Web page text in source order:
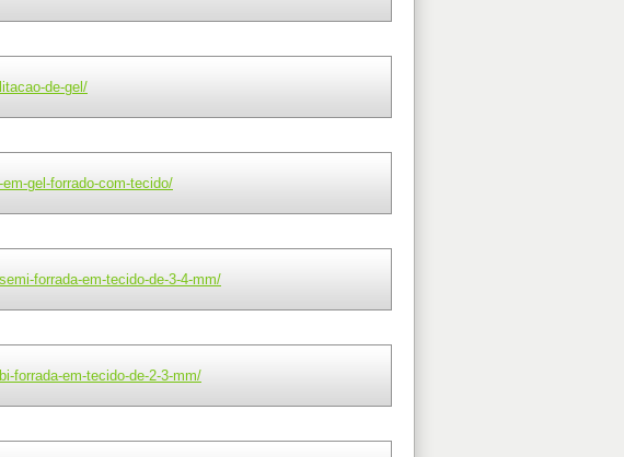
de-gel/
gel-forrado-com-tecido/
forrada-em-tecido-de-3-4-mm/
forrada-em-tecido-de-2-3-mm/